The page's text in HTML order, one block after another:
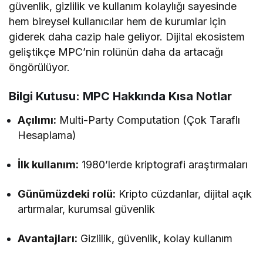
güvenlik, gizlilik ve kullanım kolaylığı sayesinde
hem bireysel kullanıcılar hem de kurumlar için
giderek daha cazip hale geliyor. Dijital ekosistem
geliştikçe MPC’nin rolünün daha da artacağı
öngörülüyor.
Bilgi Kutusu: MPC Hakkında Kısa Notlar
Açılımı: Multi-Party Computation (Çok Taraflı
Hesaplama)
İlk kullanım: 1980’lerde kriptografi araştırmaları
Günümüzdeki rolü: Kripto cüzdanlar, dijital açık
artırmalar, kurumsal güvenlik
Avantajları: Gizlilik, güvenlik, kolay kullanım